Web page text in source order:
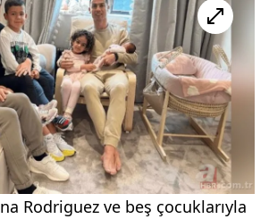
Rodriguez ve beş çocuklarıyla